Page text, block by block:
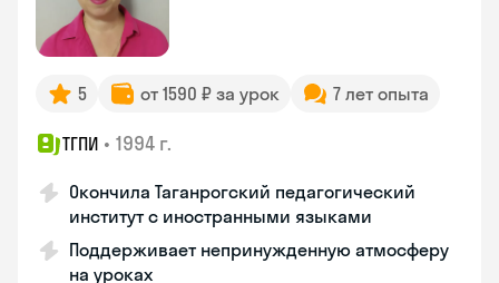
5 от 1590 ₽ за урок 7 лет опыта
ТГПИ • 1994 г.
Окончила Таганрогский педагогический
институт с иностранными языками
Поддерживает непринужденную атмосферу
на уроках